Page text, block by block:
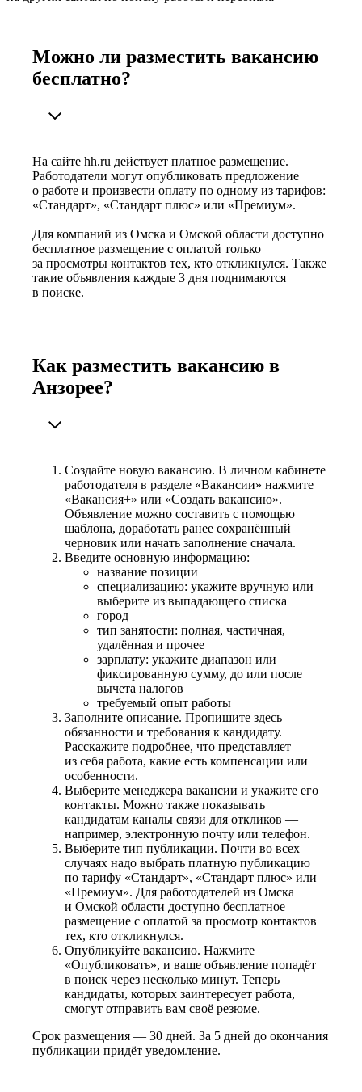
Можно ли разместить вакансию
бесплатно?
На сайте hh.ru действует платное размещение.
Работодатели могут опубликовать предложение
о работе и произвести оплату по одному из тарифов:
«Стандарт», «Стандарт плюс» или «Премиум».
Для компаний из Омска и Омской области доступно
бесплатное размещение с оплатой только
за просмотры контактов тех, кто откликнулся. Также
такие объявления каждые 3 дня поднимаются
в поиске.
Как разместить вакансию в
Анзорее?
Создайте новую вакансию. В личном кабинете
работодателя в разделе «Вакансии» нажмите
«Вакансия+» или «Создать вакансию».
Объявление можно составить с помощью
шаблона, доработать ранее сохранённый
черновик или начать заполнение сначала.
Введите основную информацию:
название позиции
специализацию: укажите вручную или
выберите из выпадающего списка
город
тип занятости: полная, частичная,
удалённая и прочее
зарплату: укажите диапазон или
фиксированную сумму, до или после
вычета налогов
требуемый опыт работы
Заполните описание. Пропишите здесь
обязанности и требования к кандидату.
Расскажите подробнее, что представляет
из себя работа, какие есть компенсации или
особенности.
Выберите менеджера вакансии и укажите его
контакты. Можно также показывать
кандидатам каналы связи для откликов —
например, электронную почту или телефон.
Выберите тип публикации. Почти во всех
случаях надо выбрать платную публикацию
по тарифу «Стандарт», «Стандарт плюс» или
«Премиум». Для работодателей из Омска
и Омской области доступно бесплатное
размещение с оплатой за просмотр контактов
тех, кто откликнулся.
Опубликуйте вакансию. Нажмите
«Опубликовать», и ваше объявление попадёт
в поиск через несколько минут. Теперь
кандидаты, которых заинтересует работа,
смогут отправить вам своё резюме.
Срок размещения — 30 дней. За 5 дней до окончания
публикации придёт уведомление.